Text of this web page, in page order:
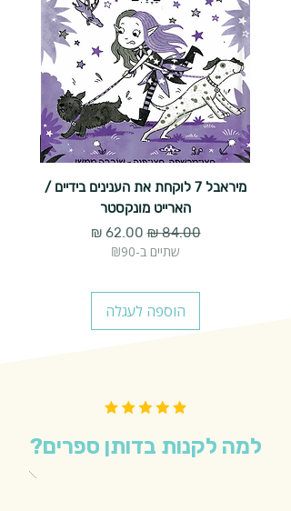
מיראבל 7 לוקחת את הענינים בידיים /
הארייט מונקסטר
מחיר רגיל‏84.00 ‏₪ מחיר מבצע
שתיים ב-₪90
הוספה לעגלה
למה לקנות בדותן ספרים?